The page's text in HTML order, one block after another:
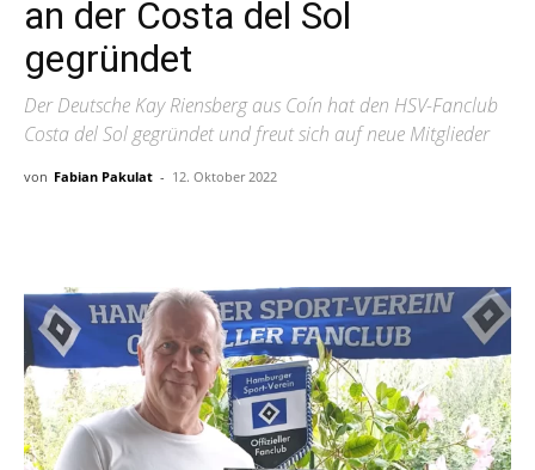
an der Costa del Sol
gegründet
Der Deutsche Kay Riensberg aus Coín hat den HSV-Fanclub
Costa del Sol gegründet und freut sich auf neue Mitglieder
von Fabian Pakulat - 12. Oktober 2022